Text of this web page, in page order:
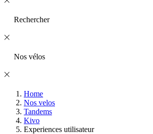
Rechercher
Nos vélos
Home
Nos velos
Tandems
Kivo
Experiences utilisateur